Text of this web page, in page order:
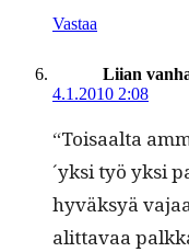
Vastaa
Liian
4.1.2010 2:08
“Toisaal­ta
´yksi työ yksi
hyväksyä
alit­tavaa